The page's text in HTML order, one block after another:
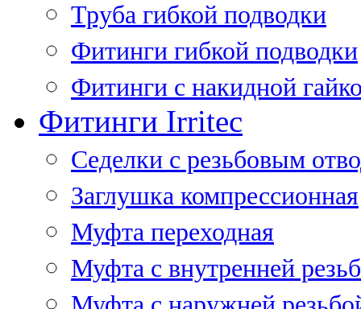
Труба гибкой подводки
Фитинги гибкой подводки
Фитинги с накидной
Фитинги Irritec
Седелки с резьбовым
Заглушка компрессионная
Муфта переходная
Муфта с внутренней